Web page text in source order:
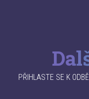
PŘIHLASTE SE K